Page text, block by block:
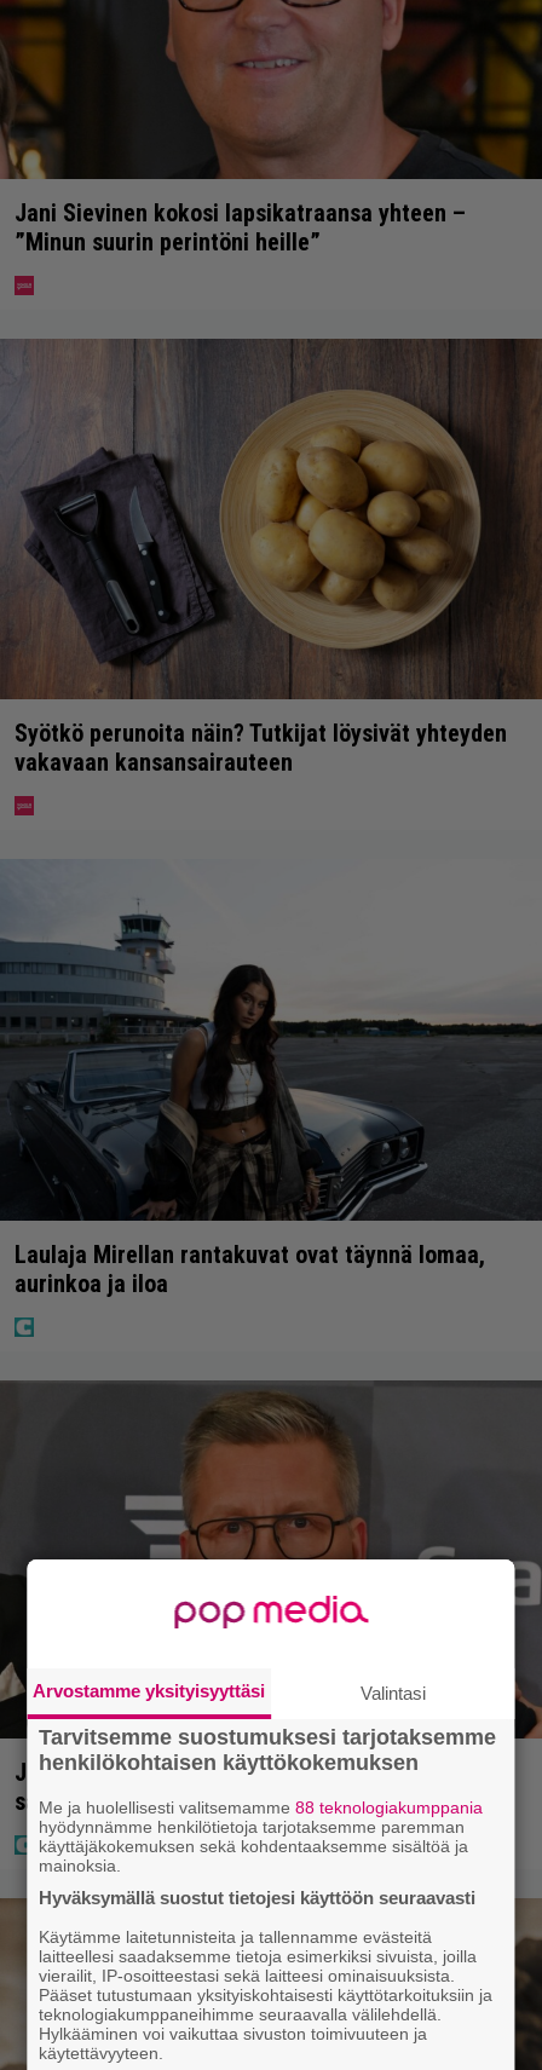
Jani Sievinen kokosi lapsikatraansa yhteen –
”Minun suurin perintöni heille”
Syötkö perunoita näin? Tutkijat löysivät yhteyden
vakavaan kansansairauteen
Laulaja Mirellan rantakuvat ovat täynnä lomaa,
aurinkoa ja iloa
Jani Sieviseltä harvinainen kuva – ”Kaikki lapset
samaan aikaan”
Arvostamme yksityisyyttäsi Valintasi
Tarvitsemme suostumuksesi tarjotaksemme
henkilökohtaisen käyttökokemuksen
Me ja huolellisesti valitsemamme88 teknologiakumppania
hyödynnämme henkilötietoja tarjotaksemme paremman
käyttäjäkokemuksen sekä kohdentaaksemme sisältöä ja
mainoksia.
Hyväksymällä suostut tietojesi käyttöön seuraavasti
Käytämme laitetunnisteita ja tallennamme evästeitä
laitteellesi saadaksemme tietoja esimerkiksi sivuista, joilla
vierailit, IP-osoitteestasi sekä laitteesi ominaisuuksista.
Pääset tutustumaan yksityiskohtaisesti käyttötarkoituksiin ja
teknologiakumppaneihimme seuraavalla välilehdellä.
Hylkääminen voi vaikuttaa sivuston toimivuuteen ja
käytettävyyteen.